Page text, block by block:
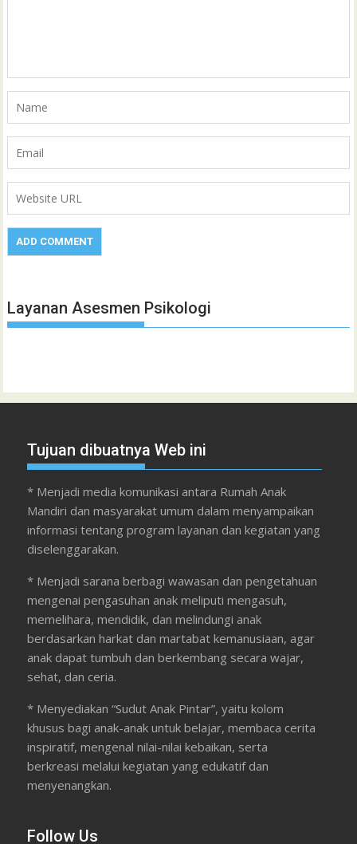
Layanan Asesmen Psikologi
Tujuan dibuatnya Web ini
* Menjadi media komunikasi antara Rumah Anak
Mandiri dan masyarakat umum dalam menyampaikan
informasi tentang program layanan dan kegiatan yang
diselenggarakan.
* Menjadi sarana berbagi wawasan dan pengetahuan
mengenai pengasuhan anak meliputi mengasuh,
memelihara, mendidik, dan melindungi anak
berdasarkan harkat dan martabat kemanusiaan, agar
anak dapat tumbuh dan berkembang secara wajar,
sehat, dan ceria.
* Menyediakan “Sudut Anak Pintar”, yaitu kolom
khusus bagi anak-anak untuk belajar, membaca cerita
inspiratif, mengenal nilai-nilai kebaikan, serta
berkreasi melalui kegiatan yang edukatif dan
menyenangkan.
Follow Us